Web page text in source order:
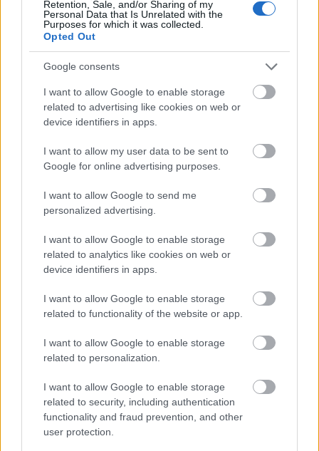
Retention, Sale, and/or Sharing of my
Personal Data that Is Unrelated with the
Purposes for which it was collected.
Opted Out
Google consents
I want to allow Google to enable storage
related to advertising like cookies on web or
device identifiers in apps.
I want to allow my user data to be sent to
Google for online advertising purposes.
I want to allow Google to send me
personalized advertising.
I want to allow Google to enable storage
related to analytics like cookies on web or
device identifiers in apps.
I want to allow Google to enable storage
related to functionality of the website or app.
I want to allow Google to enable storage
related to personalization.
I want to allow Google to enable storage
related to security, including authentication
functionality and fraud prevention, and other
user protection.
Julen Lopetegui tendrá que presentar una defensa inédita
molestias sufridas en el último partido contra el Almería. Se
suma a las ausencias del Tecatito Corona, Marcao y un
Januzaj que no ha llegado en forma. El técnico vasco podría
alinear al canterano Carmona y el joven Nianzou para tratar
Foyth estará de baja unas 8 semanas, según Emery
El técnico del Villarreal, Unai Emery, ha señalado en rueda
de prensa que Foyth estará de baja unas «6 o 7 semanas».
Además, informó que son «optimistas» con el posible
regreso de Danjuma dentro de unas semanas y que Alberto
Moreno volverá a entrenar con el grupo en octubre.
El Valencia agita el mercado: Cavani, Ilaix y Kluivert,
El Valencia ha cerrado su plantilla
PSG y Maxi al Trabzonspor y la
llegada de Cavani, Kluivert e Ilaix
Moriba. Se espera que estos